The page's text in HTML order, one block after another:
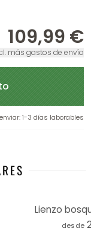
109,99 €
más gastos de envío
: 1-3 días laborables
Lienzo
desde